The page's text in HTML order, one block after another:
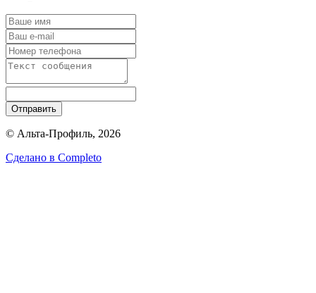
Отправить
© Альта-Профиль, 2026
Сделано в Completo